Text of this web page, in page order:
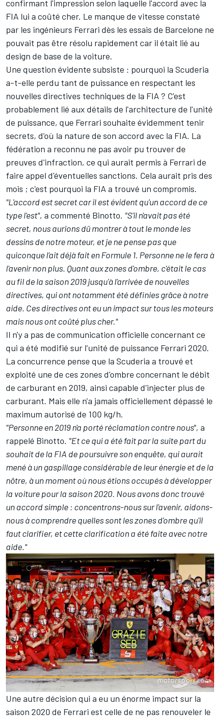
confirmant l'impression selon laquelle l'accord avec la
FIA lui a coûté cher. Le manque de vitesse constaté
par les ingénieurs Ferrari dès les essais de Barcelone ne
pouvait pas être résolu rapidement car il était lié au
design de base de la voiture.
Une question évidente subsiste : pourquoi la Scuderia
a-t-elle perdu tant de puissance en respectant les
nouvelles directives techniques de la FIA ? C'est
probablement lié aux détails de l'architecture de l'unité
de puissance, que Ferrari souhaite évidemment tenir
secrets, d'où la nature de son accord avec la FIA. La
fédération a reconnu ne pas avoir pu trouver de
preuves d'infraction, ce qui aurait permis à Ferrari de
faire appel d'éventuelles sanctions. Cela aurait pris des
mois ; c'est pourquoi la FIA a trouvé un compromis.
"L'accord est secret car il est évident qu'un accord de ce
type l'est", a commenté Binotto. "S'il n'avait pas été
secret, nous aurions dû montrer à tout le monde les
dessins de notre moteur, et je ne pense pas que
quiconque l'ait déjà fait en Formule 1. Personne ne le fera à
l'avenir non plus. Quant aux zones d'ombre, c'était le cas
au fil de la saison 2019 jusqu'à l'arrivée de nouvelles
directives, qui ont notamment été définies grâce à notre
aide. Ces directives ont eu un impact sur tous les moteurs
mais nous ont coûté plus cher."
Il n'y a pas de communication officielle concernant ce
qui a été modifié sur l'unité de puissance Ferrari 2020.
La concurrence pense que la Scuderia a trouvé et
exploité une de ces zones d'ombre concernant le débit
de carburant en 2019, ainsi capable d'injecter plus de
carburant. Mais elle n'a jamais officiellement dépassé le
maximum autorisé de 100 kg/h.
"Personne en 2019 n'a porté réclamation contre nous", a
rappelé Binotto. "Et ce qui a été fait par la suite part du
souhait de la FIA de poursuivre son enquête, qui aurait
mené à un gaspillage considérable de leur énergie et de la
nôtre, à un moment où nous étions occupés à développer
la voiture pour la saison 2020. Nous avons donc trouvé
un accord simple : concentrons-nous sur l'avenir, aidons-
nous à comprendre quelles sont les zones d'ombre qu'il
faut clarifier, et cette clarification a été faite avec notre
aide."
Une autre décision qui a eu un énorme impact sur la
saison 2020 de Ferrari est celle de ne pas renouveler le